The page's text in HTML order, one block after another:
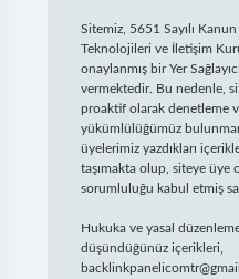
Sitemiz, 5651 Sayılı
Teknolojileri ve İletişim
onaylanmış bir Yer
vermektedir. Bu nedenle,
proaktif olarak denetleme
yükümlülüğümüz
üyelerimiz yazdıkları
taşımakta olup, siteye üye
sorumluluğu kabul etmiş
Hukuka ve yasal
düşündüğünüz içerikleri,